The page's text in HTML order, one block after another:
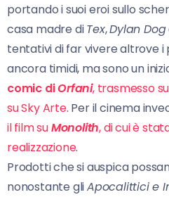
portando i suoi eroi sullo
casa madre diTex,Dylan Dog
tentativi di far vivere altrove
ancora timidi, ma sono un
comic diOrfani, trasmesso
su Sky Arte. Per il cinema
il film suMonolith, di cui è
realizzazione.
Prodotti che si auspica
nonostante gliApocalittici e